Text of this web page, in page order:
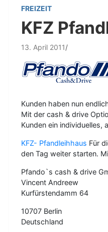
FREIZEIT
KFZ
13. April 2011
Kunden haben nun
Mit der cash & drive
Kunden ein
KFZ- Pfandleihhaus Für
den Tag weiter starten.
Pfando`s cash & drive
Vincent Andreew
Kurfürstendamm 64
10707 Berlin
Deutschland